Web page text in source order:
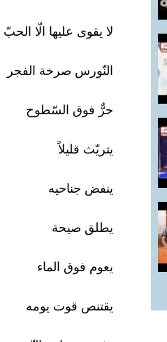
لا يقوى عليها الّا الحبّ
النّورس صرخة الفجر
حرٌّ فوق السّطوح
يتريّث قليلاً
ينفض جناحيه
يطلق صيحة
يعوم فوق الماء
يقتنص قوت يومه